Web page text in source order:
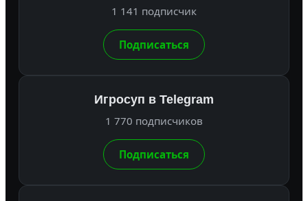
1 141 подписчик
Подписаться
Игросуп в Telegram
1 770 подписчиков
Подписаться